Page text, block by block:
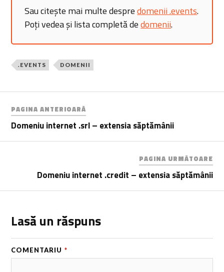
Sau citește mai multe despredomenii .events.
Poți vedea și lista completă dedomenii.
.EVENTS DOMENII
PAGINA ANTERIOARĂ
Domeniu internet .srl – extensia săptămânii
PAGINA URMĂTOARE
Domeniu internet .credit – extensia săptămânii
Lasă un răspuns
COMENTARIU *